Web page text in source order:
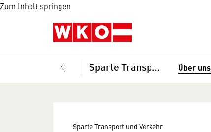
Zum Inhalt springen
Sparte Transport und Verkehr Über uns
Sparte Transport und Verkehr